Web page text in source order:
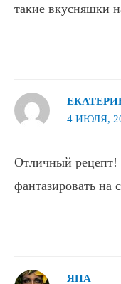
такие вкусняшки
4 ИЮЛЯ,
Отличный рецепт!
фантазировать на
ЯНА